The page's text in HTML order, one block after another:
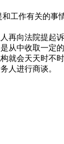
工作有关的事
再向法院提起
从中收取一定的
就会天天时不
人进行商谈。